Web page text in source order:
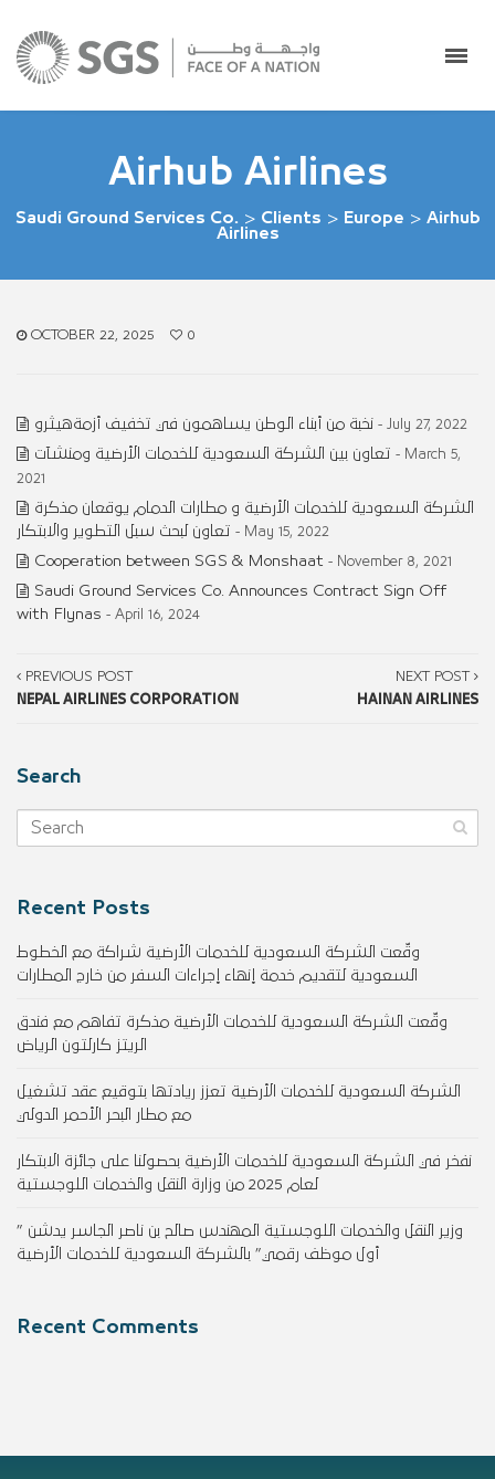
Airhub Airlines
Saudi Ground Services Co. > Clients > Europe > Airhub
Airlines
OCTOBER 22, 2025 0
نخبة من أبناء الوطن يساهمون في تخفيف أزمةهيثرو - July 27, 2022
تعاون بين الشركة السعودية للخدمات الأرضية ومنشآت - March 5,
2021
الشركة السعودية للخدمات الأرضية و مطارات الدمام يوقعان مذكرة
تعاون لبحث سبل التطوير والابتكار - May 15, 2022
Cooperation between SGS & Monshaat - November 8, 2021
Saudi Ground Services Co. Announces Contract Sign Off
with Flynas - April 16, 2024
PREVIOUS POST
NEPAL AIRLINES CORPORATION
NEXT POST
HAINAN AIRLINES
Search
Recent Posts
وقّعت الشركة السعودية للخدمات الأرضية شراكة مع الخطوط
السعودية لتقديم خدمة إنهاء إجراءات السفر من خارج المطارات
وقّعت الشركة السعودية للخدمات الأرضية مذكرة تفاهم مع فندق
الريتز كارلتون الرياض
الشركة السعودية للخدمات الأرضية تعزز ريادتها بتوقيع عقد تشغيل
مع مطار البحر الأحمر الدولي
نفخر في الشركة السعودية للخدمات الأرضية بحصولنا على جائزة الابتكار
لعام 2025 من وزارة النقل والخدمات اللوجستية
وزير النقل والخدمات اللوجستية المهندس صالح بن ناصر الجاسر يدشن ”
أول موظف رقمي” بالشركة السعودية للخدمات الأرضية
Recent Comments